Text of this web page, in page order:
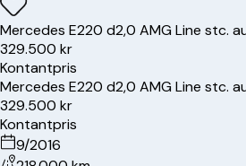
Mercedes E220 d2,0 AMG Line stc.
329.500 kr
Kontantpris
Mercedes E220 d2,0 AMG Line stc.
329.500 kr
Kontantpris
9/2016